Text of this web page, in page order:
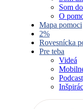
Som
O
Mapa pomoci
2%
Rovesnícka
Pre teba
Videá